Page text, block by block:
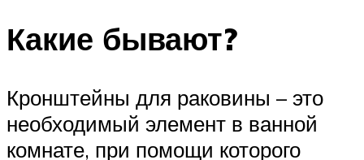
Какие бывают?
Кронштейны для раковины – это
необходимый элемент в ванной
комнате, при помощи которого